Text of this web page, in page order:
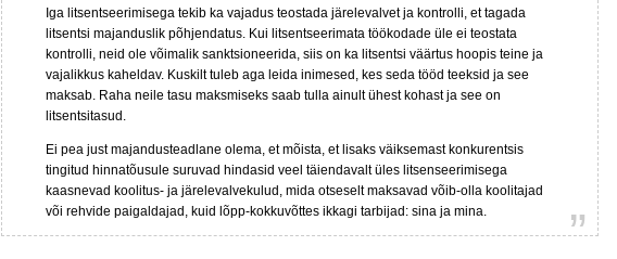
Iga litsentseerimisega tekib ka vajadus teostada järelevalvet ja kontrolli, et tagada
litsentsi majanduslik põhjendatus. Kui litsentseerimata töökodade üle ei teostata
kontrolli, neid ole võimalik sanktsioneerida, siis on ka litsentsi väärtus hoopis teine ja
vajalikkus kaheldav. Kuskilt tuleb aga leida inimesed, kes seda tööd teeksid ja see
maksab. Raha neile tasu maksmiseks saab tulla ainult ühest kohast ja see on
litsentsitasud.
Ei pea just majandusteadlane olema, et mõista, et lisaks väiksemast konkurentsis
tingitud hinnatõusule suruvad hindasid veel täiendavalt üles litsenseerimisega
kaasnevad koolitus- ja järelevalvekulud, mida otseselt maksavad võib-olla koolitajad
või rehvide paigaldajad, kuid lõpp-kokkuvõttes ikkagi tarbijad: sina ja mina.